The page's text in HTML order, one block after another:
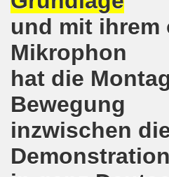
und mit ihrem
Mikrophon
hat die
Bewegung
inzwischen
und
Bewegung in
Beeindruckender
Regierung in Berlin als Teil
Bewegung am 17.09.2018
Arbeiter und an die